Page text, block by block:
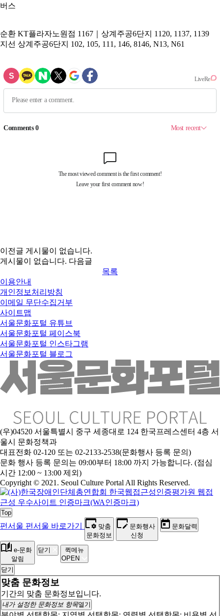
버스
순환 KT플라자노원점 1167｜상계주공6단지 1120, 1137, 1139
지선 상계주공6단지 102, 105, 111, 146, 8146, N13, N61
이전글 게시물이 없습니다.
게시물이 없습니다. 다음글
목록
이용안내
개인정보처리방침
이메일 무단수집거부
사이트맵
서울문화포털 유튜브
서울문화포털 페이스북
서울문화포털 인스타그램
서울문화포털 블로그
(우)04520 서울특별시 중구 세종대로 124 한국프레스센터 4층 서
울시 문화정책과
대표전화 02-120 또는 02-2133-2538(문화행사 등록 문의)
문화 행사 등록 문의는 09:00부터 18:00 까지 가능합니다. (점심
시간 12:00 ~ 13:00 제외)
Copyright © 2021. Seoul Culture Portal All Rights Reserved.
Top
펀서울 펀서울 바로가기
맞춤
문화정보
문화행사
신청
문화달력
e-문화
알림
닫기
퀵메뉴
OPEN
닫기
맞춤 문화정보
기간의 맞춤 문화정보입니다.
내가 설정한 문화정보 항목열기